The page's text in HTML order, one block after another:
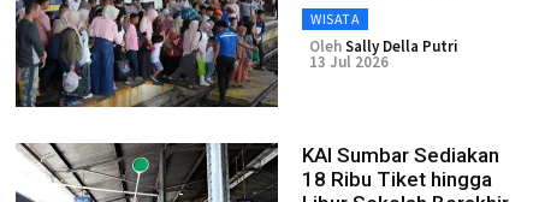
WISATA
OlehSally Della Putri
13 Jul 2026
KAI Sumbar Sediakan
18 Ribu Tiket hingga